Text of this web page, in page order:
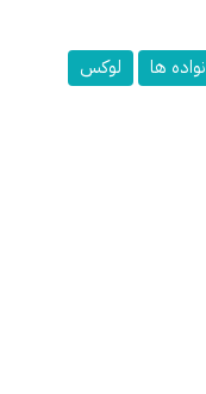
ها
لوکس